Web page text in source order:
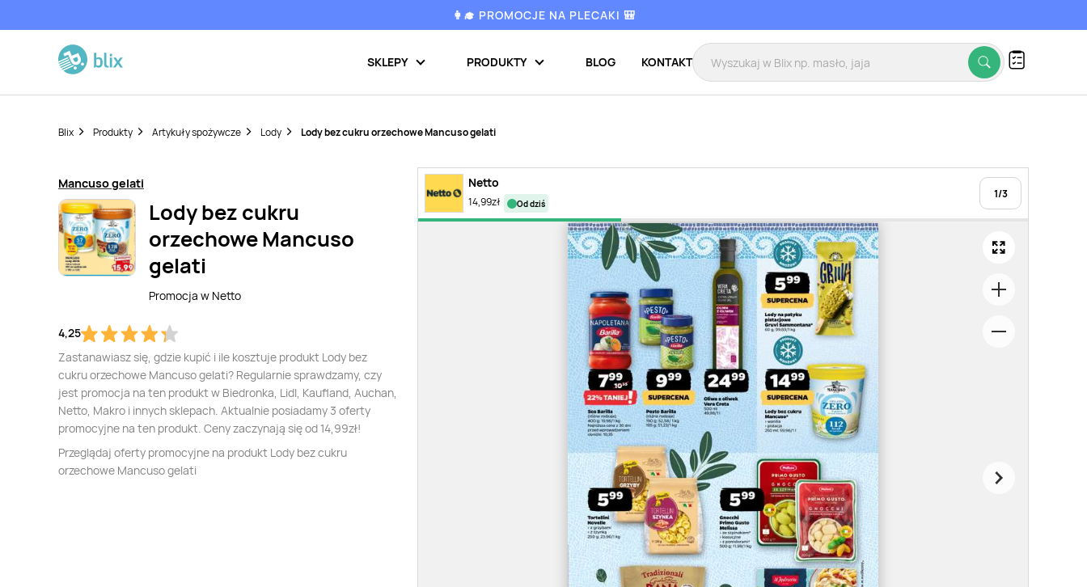
👩‍🎓 PROMOCJE NA PLECAKI 🎒
SKLEPY PRODUKTY BLOG KONTAKT
Blix Produkty Artykuły spożywcze Lody Lody bez cukru orzechowe Mancuso gelati
Mancuso gelati
Lody bez cukru
orzechowe Mancuso
gelati
Promocja w Netto
4,25
Zastanawiasz się, gdzie kupić i ile kosztuje produkt Lody bez
cukru orzechowe Mancuso gelati? Regularnie sprawdzamy, czy
jest promocja na ten produkt w Biedronka, Lidl, Kaufland, Auchan,
Netto, Makro i innych sklepach. Aktualnie posiadamy 3 oferty
promocyjne na ten produkt. Ceny zaczynają się od 14,99zł!
Przeglądaj oferty promocyjne na produkt Lody bez cukru
orzechowe Mancuso gelati
Netto
14,99zł od dziś
1/3